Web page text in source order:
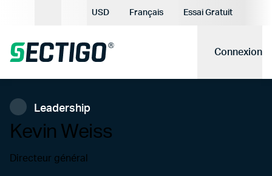
Devise actuelle:
USD
Français
Essai Gratuit
Connexion
Leadership
Kevin Weiss
Directeur général